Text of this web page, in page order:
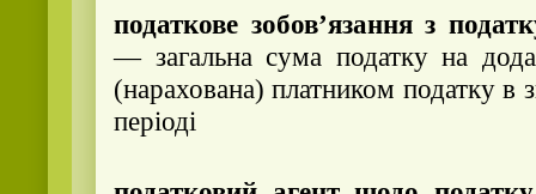
податкове зобов’язання з
— загальна сума податку на
(нарахована) платником податку в
періоді